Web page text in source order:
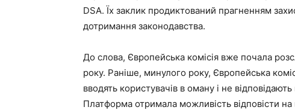
DSA. Їх заклик продиктований прагненням
дотримання законодавства.
До слова, Європейська комісія вже почала
року. Раніше, минулого року, Європейська
вводять користувачів в оману і не
Платформа отримала можливість відповісти